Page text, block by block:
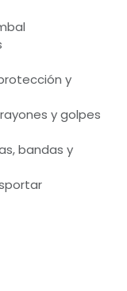
y
y golpes
bandas y